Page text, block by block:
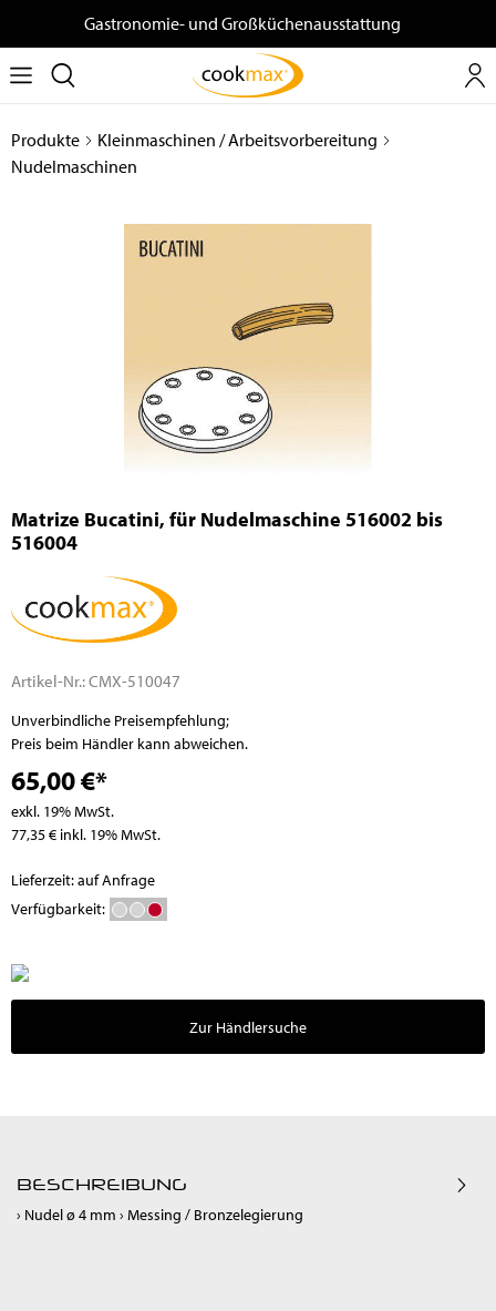
Gastronomie- und Großküchenausstattung
Produkte
Kleinmaschinen / Arbeitsvorbereitung
Nudelmaschinen
Matrize Bucatini, für Nudelmaschine 516002 bis
516004
Artikel-Nr.:CMX-510047
Unverbindliche Preisempfehlung;
Preis beim Händler kann abweichen.
65,00 €*
exkl. 19% MwSt.
77,35 € inkl. 19% MwSt.
Lieferzeit: auf Anfrage
Verfügbarkeit:
Zur Händlersuche
BESCHREIBUNG
› Nudel ø 4 mm › Messing / Bronzelegierung